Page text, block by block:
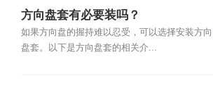
方向盘套有必要装吗？
如果方向盘的握持难以忍受，可以选择安装方向
盘套。以下是方向盘套的相关介...